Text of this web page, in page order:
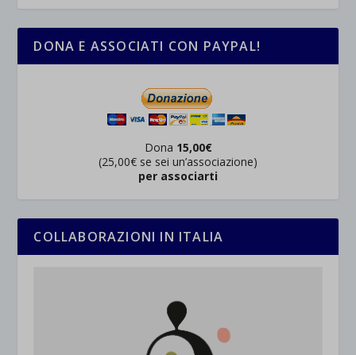
DONA E ASSOCIATI CON PAYPAL!
Dona 15,00€
(25,00€ se sei un’associazione)
per associarti
COLLABORAZIONI IN ITALIA